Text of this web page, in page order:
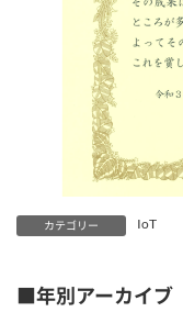
カテゴリー IoT
■年別アーカイブ